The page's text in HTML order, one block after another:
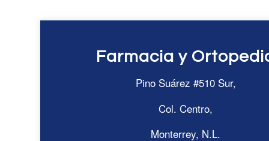
Farmacia y
Pino Suárez #510 Sur,
Col. Centro,
Monterrey, N.L.